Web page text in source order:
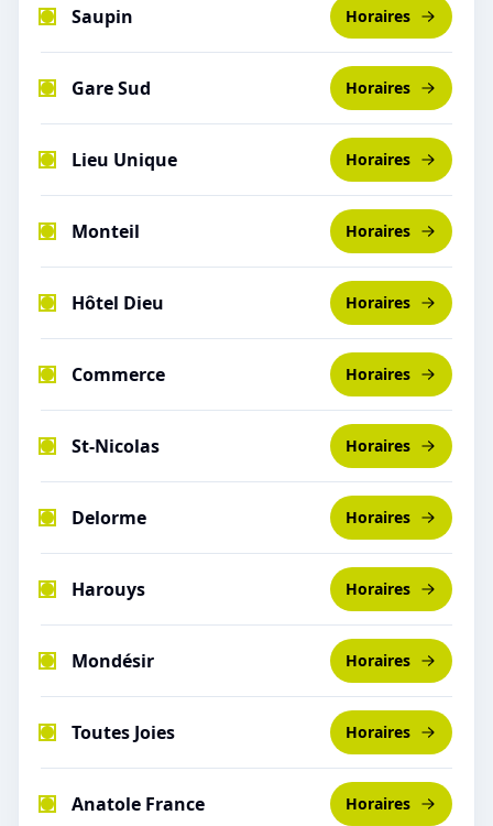
Saupin Horaires
Gare Sud Horaires
Lieu Unique Horaires
Monteil Horaires
Hôtel Dieu Horaires
Commerce Horaires
St-Nicolas Horaires
Delorme Horaires
Harouys Horaires
Mondésir Horaires
Toutes Joies Horaires
Anatole France Horaires